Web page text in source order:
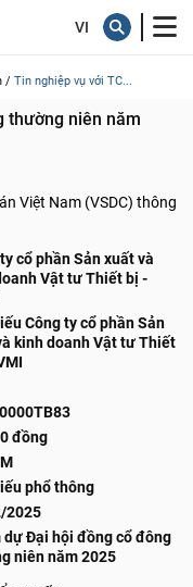
/ Tin nghiệp vụ với TC...
thường niên năm
Việt Nam (VSDC) thông
cổ phần Sản xuất và
Vật tư Thiết bị -
Công ty cổ phần Sản
kinh doanh Vật tư Thiết
đồng
phổ thông
2025
dự Đại hội đồng cổ đông
niên năm 2025